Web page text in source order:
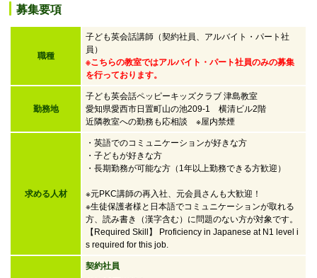
募集要項
職種
子ども英会話講師（契約社員、アルバイト・パート社
員）
※こちらの教室ではアルバイト・パート社員のみの募集
を行っております。
勤務地
子ども英会話ペッピーキッズクラブ 津島教室
愛知県愛西市日置町山の池209-1 横清ビル2階
近隣教室への勤務も応相談 ※屋内禁煙
求める人材
・英語でのコミュニケーションが好きな方
・子どもが好きな方
・長期勤務が可能な方（1年以上勤務できる方歓迎）
※元PKC講師の再入社、元会員さんも大歓迎！
※生徒保護者様と日本語でコミュニケーションが取れる
方、読み書き（漢字含む）に問題のない方が対象です。
【Required Skill】 Proficiency in Japanese at N1 level i
s required for this job.
契約社員